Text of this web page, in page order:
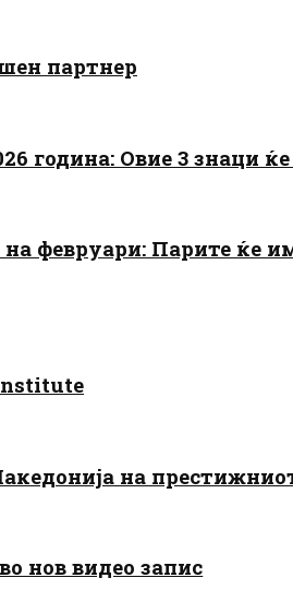
партнер
година: Овие 3 знаци
февруари: Парите ќе
на
нов видео запис